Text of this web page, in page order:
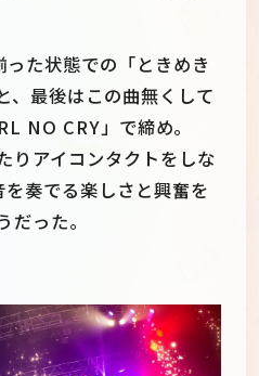
た状態での「ときめき
、最後はこの曲無くして
NO CRY」で締め。
りアイコンタクトをしな
奏でる楽しさと興奮を
った。